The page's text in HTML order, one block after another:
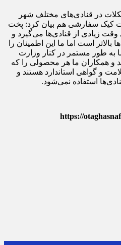
در قنادی‌های مختلف شهر
کیک سفارشی هم بیان کرد: پخت
زیادی از قنادی‌ها می‌گیرد و
است اما ما این اطمینان را
به طور مستمر در کنار وزارت
و همکاران ما هر محصولی را که
و گواهی استاندارد هستند و
استفاده نمی‌شود.
https://